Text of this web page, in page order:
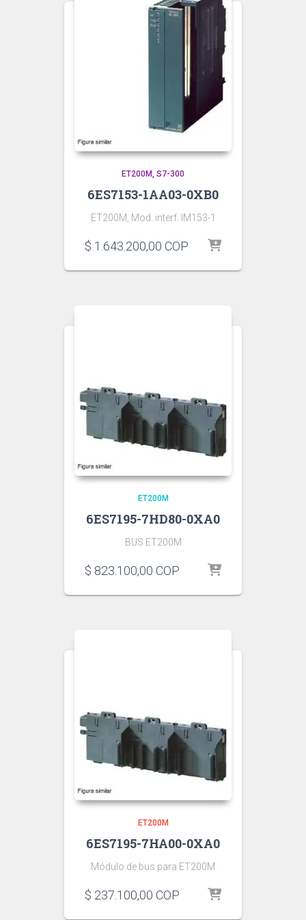
ET200M S7-300
6ES7153-1AA03-0XB0
ET200M, Mod. interf. IM153-1
$ 1.643.200,00 COP
ET200M
6ES7195-7HD80-0XA0
BUS ET200M
$ 823.100,00 COP
ET200M
6ES7195-7HA00-0XA0
Módulo de bus para ET200M
$ 237.100,00 COP